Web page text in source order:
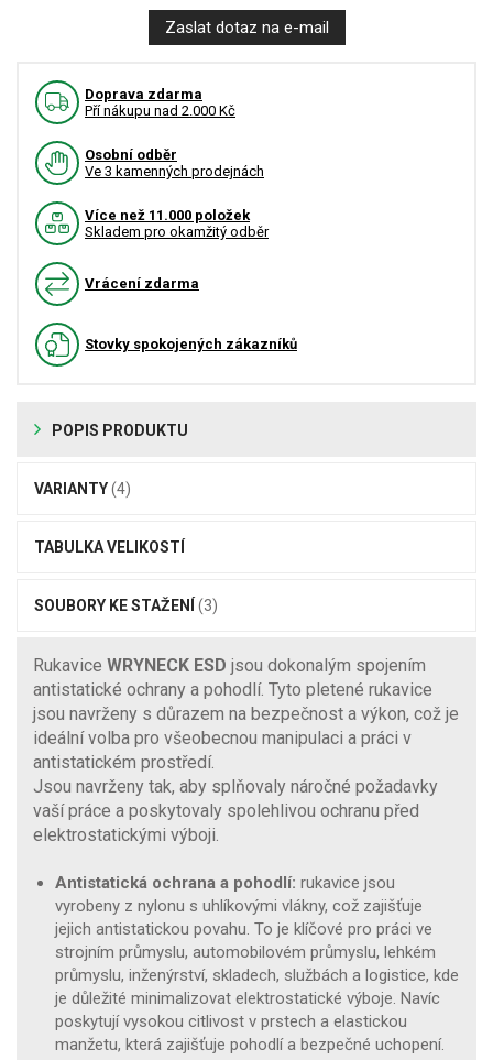
Zaslat dotaz na e-mail
Doprava zdarma
Pří nákupu nad 2.000 Kč
Osobní odběr
Ve 3 kamenných prodejnách
Více než 11.000 položek
Skladem pro okamžitý odběr
Vrácení zdarma
Stovky spokojených zákazníků
POPIS PRODUKTU
VARIANTY(4)
TABULKA VELIKOSTÍ
SOUBORY KE STAŽENÍ (3)
Rukavice WRYNECK ESD jsou dokonalým spojením
antistatické ochrany a pohodlí. Tyto pletené rukavice
jsou navrženy s důrazem na bezpečnost a výkon, což je
ideální volba pro všeobecnou manipulaci a práci v
antistatickém prostředí.
Jsou navrženy tak, aby splňovaly náročné požadavky
vaší práce a poskytovaly spolehlivou ochranu před
elektrostatickými výboji.
Antistatická ochrana a pohodlí: rukavice jsou
vyrobeny z nylonu s uhlíkovými vlákny, což zajišťuje
jejich antistatickou povahu. To je klíčové pro práci ve
strojním průmyslu, automobilovém průmyslu, lehkém
průmyslu, inženýrství, skladech, službách a logistice, kde
je důležité minimalizovat elektrostatické výboje. Navíc
poskytují vysokou citlivost v prstech a elastickou
manžetu, která zajišťuje pohodlí a bezpečné uchopení.